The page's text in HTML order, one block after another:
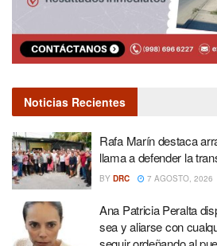
Noticias Recientes
Rafa Marín destaca
llama a defender la
BY DRC 7 AGOSTO, 2026
Ana Patricia Peralta
sea y aliarse con